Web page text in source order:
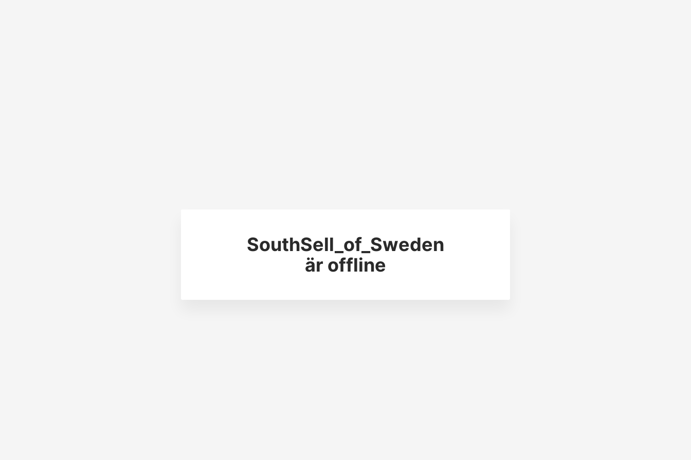
SouthSell_of_Sweden
är offline